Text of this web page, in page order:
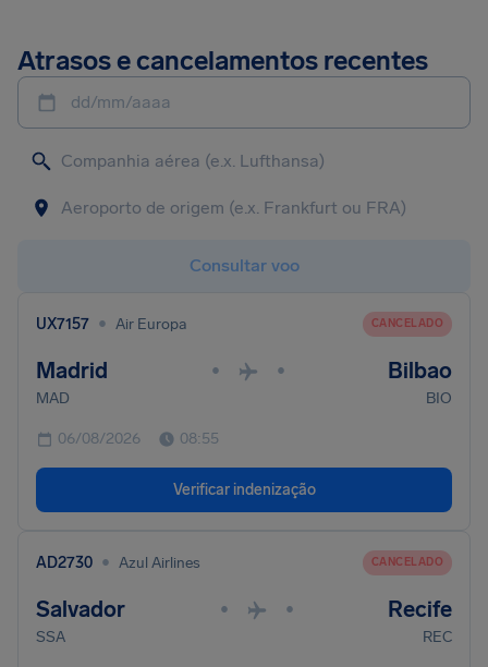
Atrasos e cancelamentos recentes
dd/mm/aaaa
Consultar voo
UX7157 • Air Europa CANCELADO
Madrid • • Bilbao
MAD BIO
06/08/2026 08:55
Verificar indenização
AD2730 • Azul Airlines CANCELADO
Salvador • • Recife
SSA REC